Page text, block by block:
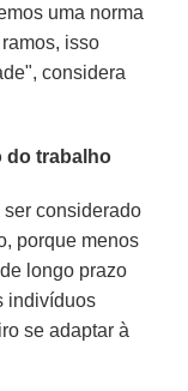
uma norma
isso
considera
do trabalho
ser considerado
porque menos
longo prazo
indivíduos
se adaptar à